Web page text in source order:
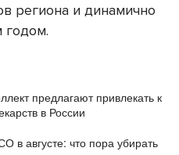
региона и динамично
годом.
предлагают привлекать к
в России
в августе: что пора убирать